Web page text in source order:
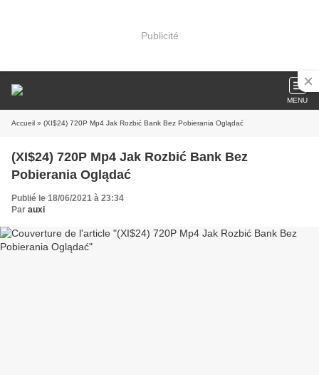
Publicité
MENU
Accueil » (XI$24) 720P Mp4 Jak Rozbić Bank Bez Pobierania Oglądać
(XI$24) 720P Mp4 Jak Rozbić Bank Bez
Pobierania Oglądać
Publié le 18/06/2021 à 23:34
Par auxi